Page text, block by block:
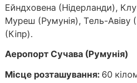
Ейндховена (Нідерланди),
Муреш (Румунія), Тель-Авіву
(Кіпр).
Аеропорт Сучава (Румунія)
Місце розташування: 60